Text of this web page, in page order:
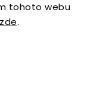
tohoto webu
zde.